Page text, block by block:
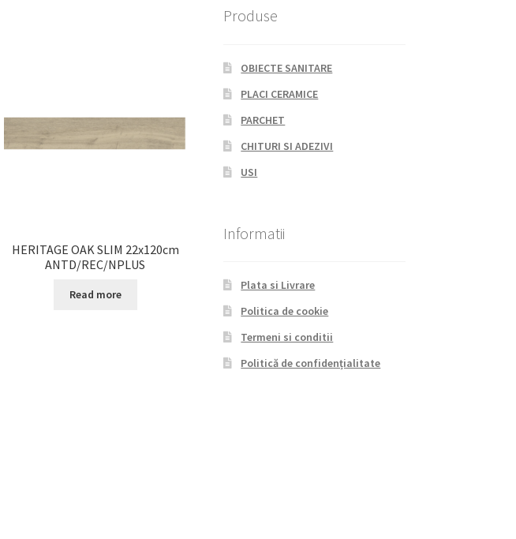
HERITAGE OAK SLIM 22x120cm
ANTD/REC/NPLUS
Read more
Produse
OBIECTE SANITARE
PLACI CERAMICE
PARCHET
CHITURI SI ADEZIVI
USI
Informatii
Plata si Livrare
Politica de cookie
Termeni si conditii
Politică de confidențialitate